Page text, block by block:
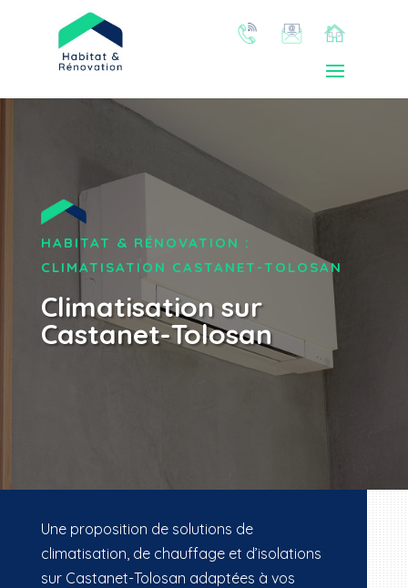
HABITAT & RÉNOVATION :
CLIMATISATION CASTANET-TOLOSAN
Climatisation sur
Castanet-Tolosan
Une proposition de solutions de
climatisation, de chauffage et d’isolations
sur Castanet-Tolosan adaptées à vos